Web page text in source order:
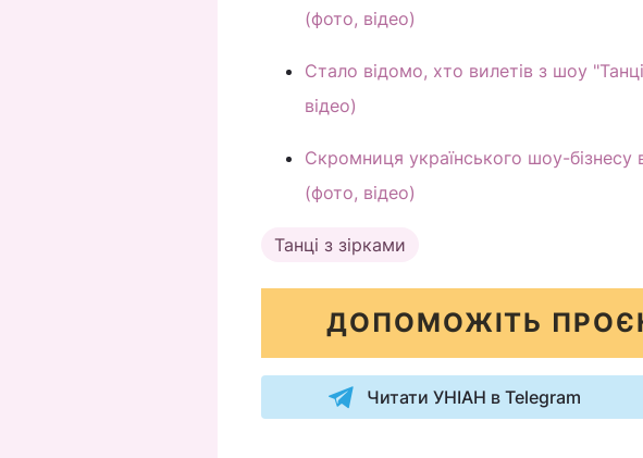
(фото, відео)
Стало відомо, хто вилетів з шоу
відео)
Скромниця українського шоу-бізнесу
(фото, відео)
Танці з зірками
ДОПОМОЖІТЬ
Читати УНІАН в Telegram